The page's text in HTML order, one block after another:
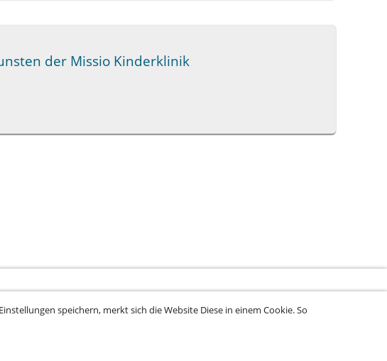
der Missio Kinderklinik
speichern, merkt sich die Website Diese in einem Cookie. So